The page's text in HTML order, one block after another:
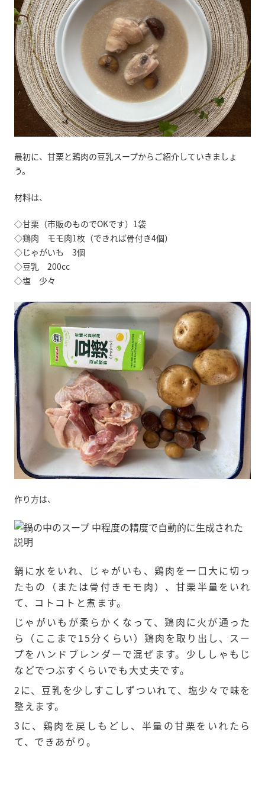
最初に、甘栗と鶏肉の豆乳スープからご紹介していきましょ
う。
材料は、
◇甘栗（市販のものでOKです）1袋
◇鶏肉 モモ肉1枚（できれば骨付き4個）
◇じゃがいも 3個
◇豆乳 200cc
◇塩 少々
作り方は、
鍋に水をいれ、じゃがいも、鶏肉を一口大に切っ
たもの（または骨付きモモ肉）、甘栗半量をいれ
て、コトコトと煮ます。
じゃがいもが柔らかくなって、鶏肉に火が通った
ら（ここまで15分くらい）鶏肉を取り出し、スー
プをハンドブレンダーで混ぜます。少ししゃもじ
などでつぶすくらいでも大丈夫です。
2に、豆乳を少しすこしずついれて、塩少々で味を
整えます。
3に、鶏肉を戻しもどし、半量の甘栗をいれたら
て、できあがり。